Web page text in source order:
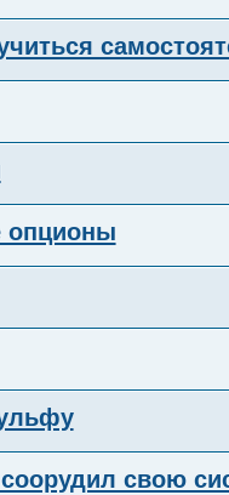
опционы
свою